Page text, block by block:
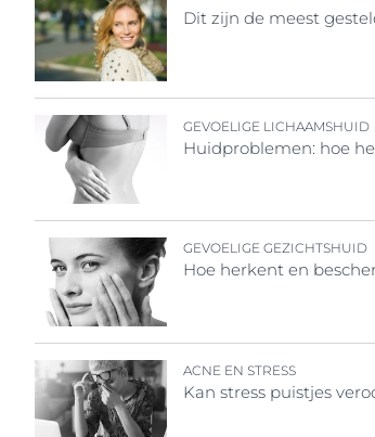
Dit zijn de meest
GEVOELIGE LICHAAMSHUID
Huidproblemen: hoe
GEVOELIGE GEZICHTSHUID
Hoe herkent en
ACNE EN STRESS
Kan stress puistjes